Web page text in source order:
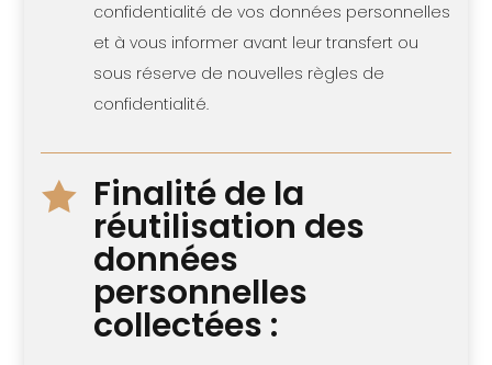
confidentialité de vos données personnelles
et à vous informer avant leur transfert ou
sous réserve de nouvelles règles de
confidentialité.
 Finalité de la
réutilisation des
données
personnelles
collectées :